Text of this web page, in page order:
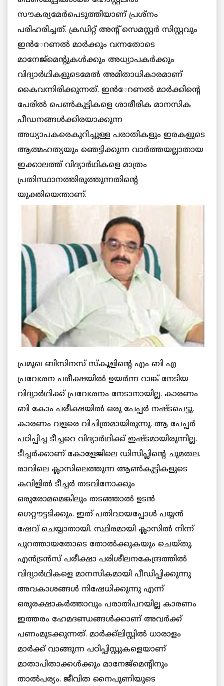
സൗകര്യമേര്‍പെടുത്തിയാണ് പ്രശ്‌നം
പരിഹരിച്ചത്. ക്രഡിറ്റ് അന്റ് സെമസ്റ്റര്‍ സിസ്റ്റവും
ഇന്‍േറണല്‍ മാര്‍ക്കും വന്നതോടെ
മാനേജ്‌മെന്റുകള്‍ക്കും അധ്യാപകര്‍ക്കും
വിദ്യാര്‍ഥികളുടെമേല്‍ അമിതാധികാരമാണ്
കൈവന്നിരിക്കുന്നത്. ഇന്‍േറണല്‍ മാര്‍ക്കിന്റെ
പേരില്‍ പെണ്‍കുട്ടികളെ ശാരീരിക മാനസിക
പീഡനങ്ങള്‍ക്കിരയാക്കുന്ന
അധ്യാപകരെകുറിച്ചുള്ള പരാതികളും ഇരകളുടെ
ആത്മഹത്യയും ഞെട്ടിക്കുന്ന വാര്‍ത്തയല്ലാതായ
ഇക്കാലത്ത് വിദ്യാര്‍ഥികളെ മാത്രം
പ്രതിസ്ഥാനത്തിരുത്തുന്നതിന്റെ
യുക്തിയെന്താണ്.
പ്രമുഖ ബിസിനസ് സ്‌കൂളിന്റെ എം ബി എ
പ്രവേശന പരീക്ഷയില്‍ ഉയര്‍ന്ന റാങ്ക് നേടിയ
വിദ്യാര്‍ഥിക്ക് പ്രവേശനം നേടാനായില്ല. കാരണം
ബി കോം പരീക്ഷയില്‍ ഒരു പേപ്പര്‍ നഷ്ടപെട്ടു.
കാരണം വളരെ വിചിത്രമായിരുന്നു. ആ പേപ്പര്‍
പഠിപ്പിച്ച ടീച്ചറെ വിദ്യാര്‍ഥിക്ക് ഇഷ്ടമായിരുന്നില്ല.
ടീച്ചര്‍ക്കാണ് കോളേജിലെ ഡിസിപ്ലിന്റെ ചുമതല.
രാവിലെ ക്ലാസിലെത്തുന്ന ആണ്‍കുട്ടികളുടെ
കവിളില്‍ ടീച്ചര്‍ തടവിനോക്കും
ഒരുരോമമെങ്കിലും തടഞ്ഞാല്‍ ഉടന്‍
ഗെറ്റൗട്ടടിക്കും. ഇത് പതിവായപ്പോള്‍ പയ്യന്‍
ഷേവ് ചെയ്യാതായി. സ്ഥിരമായി ക്ലാസില്‍ നിന്ന്
പുറത്തായതോടെ തോല്‍ക്കുകയും ചെയ്തു.
എന്‍ട്രന്‍സ് പരീക്ഷാ പരിശീലനകേന്ദ്രത്തില്‍
വിദ്യാര്‍ഥികളെ മാനസികമായി പീഡിപ്പിക്കുന്നു
അവകാശങ്ങള്‍ നിഷേധിക്കുന്നു എന്ന്
ഒരുരക്ഷാകര്‍ത്താവും പരാതിപറയില്ല കാരണം
ഇത്തരം ഹേമദണ്ഡങ്ങള്‍ക്കാണ് അവര്‍ക്ക്
പണംമുടക്കുന്നത്. മാര്‍ക്ക്‌ലിസ്റ്റില്‍ ധാരാളം
മാര്‍ക്ക് വാങ്ങുന്ന പഠിപ്പിസ്റ്റുകളെയാണ്
മാതാപിതാക്കള്‍ക്കും മാനേജ്‌മെന്റിനും
താല്‍പര്യം. ജീവിത നൈപുണിയുടെ